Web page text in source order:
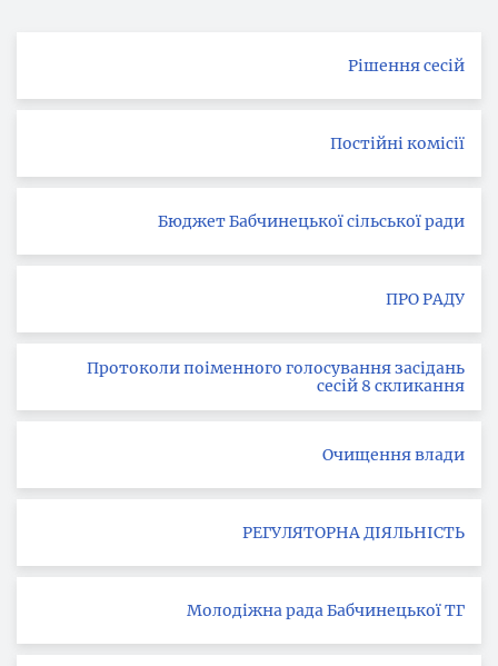
Рішення сесій
Постійні комісії
Бюджет Бабчинецької сільської ради
ПРО РАДУ
Протоколи поіменного голосування засідань
сесій 8 скликання
Очищення влади
РЕГУЛЯТОРНА ДІЯЛЬНІСТЬ
Молодіжна рада Бабчинецької ТГ